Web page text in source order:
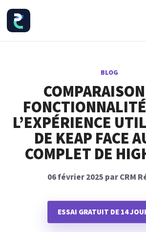
BLOG
L’EXPÉRIENCE
DE KEAP FACE
COMPLET DE
06 février 2025 par CRM
ESSAI GRATUIT DE 14